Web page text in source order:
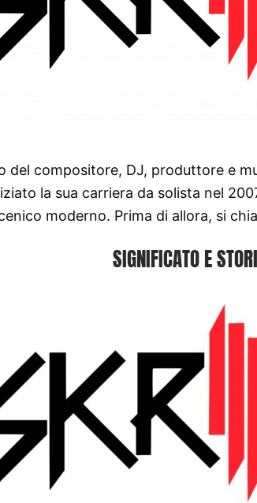
del compositore, DJ, produttore e
la sua carriera da solista nel
moderno. Prima di allora, si
SIGNIFICATO E